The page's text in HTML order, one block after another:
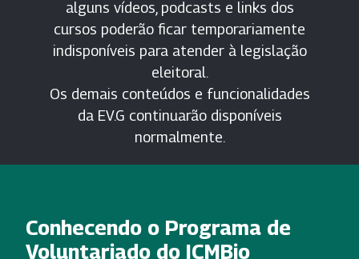
alguns vídeos, podcasts e links dos
cursos poderão ficar temporariamente
indisponíveis para atender à legislação
eleitoral.
Os demais conteúdos e funcionalidades
da EV.G continuarão disponíveis
normalmente.
Conhecendo o Programa de
Voluntariado do ICMBio